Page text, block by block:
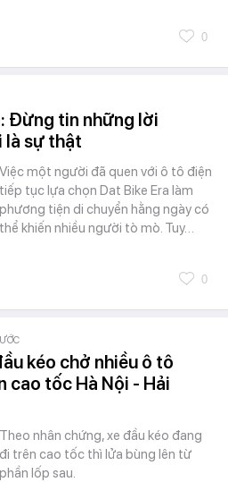
0
Đừng tin những lời
là sự thật
Việc một người đã quen với ô tô điện
tiếp tục lựa chọn Dat Bike Era làm
phương tiện di chuyển hằng ngày có
thể khiến nhiều người tò mò. Tuy…
0
kéo chở nhiều ô tô
cao tốc Hà Nội - Hải
Theo nhân chứng, xe đầu kéo đang
đi trên cao tốc thì lửa bùng lên từ
phần lốp sau.